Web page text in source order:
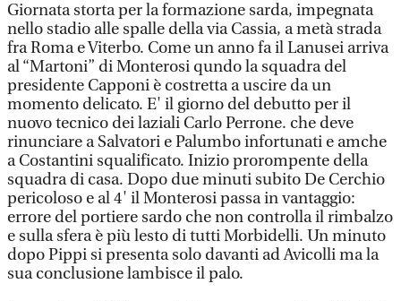
Giornata storta per la formazione sarda, impegnata
nello stadio alle spalle della via Cassia, a metà strada
fra Roma e Viterbo. Come un anno fa il Lanusei arriva
al “Martoni” di Monterosi qundo la squadra del
presidente Capponi è costretta a uscire da un
momento delicato. E' il giorno del debutto per il
nuovo tecnico dei laziali Carlo Perrone. che deve
rinunciare a Salvatori e Palumbo infortunati e amche
a Costantini squalificato. Inizio prorompente della
squadra di casa. Dopo due minuti subito De Cerchio
pericoloso e al 4' il Monterosi passa in vantaggio:
errore del portiere sardo che non controlla il rimbalzo
e sulla sfera è più lesto di tutti Morbidelli. Un minuto
dopo Pippi si presenta solo davanti ad Avicolli ma la
sua conclusione lambisce il palo.